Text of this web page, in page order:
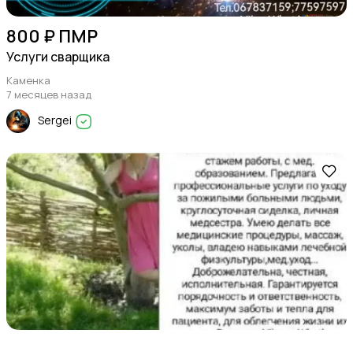
800 ₽ ПМР
Услуги сварщика
Каменка
7 месяцев назад
Sergei